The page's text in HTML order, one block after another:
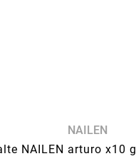
NAILEN
NAILEN arturo x10 g